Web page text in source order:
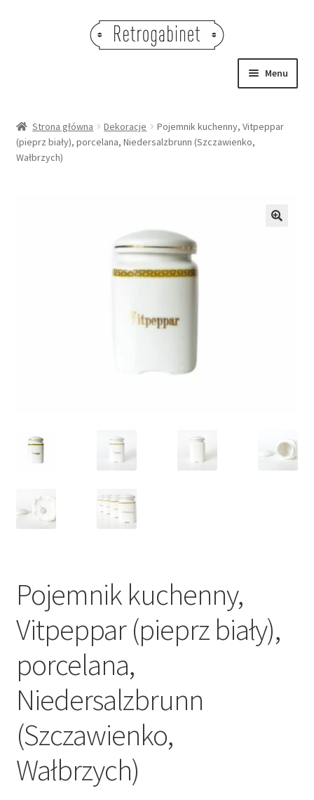
Menu
OBRAZY
Strona główna Dekoracje
Pojemnik kuchenny, Vitpeppar
(pieprz biały), porcelana, Niedersalzbrunn (Szczawienko,
Wałbrzych)
Pojemnik kuchenny,
Vitpeppar (pieprz biały),
porcelana,
Niedersalzbrunn
(Szczawienko,
Wałbrzych)